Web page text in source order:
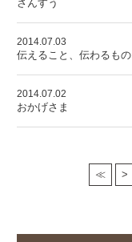
さんすう
2014.07.03
伝えること、伝わるもの
2014.07.02
おかげさま
≪ >